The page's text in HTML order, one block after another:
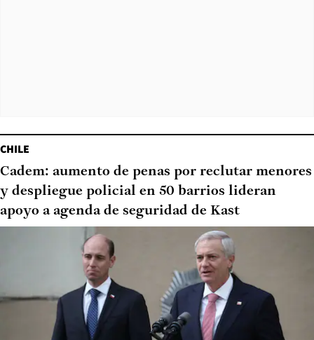
CHILE
Cadem: aumento de penas por reclutar menores
y despliegue policial en 50 barrios lideran
apoyo a agenda de seguridad de Kast